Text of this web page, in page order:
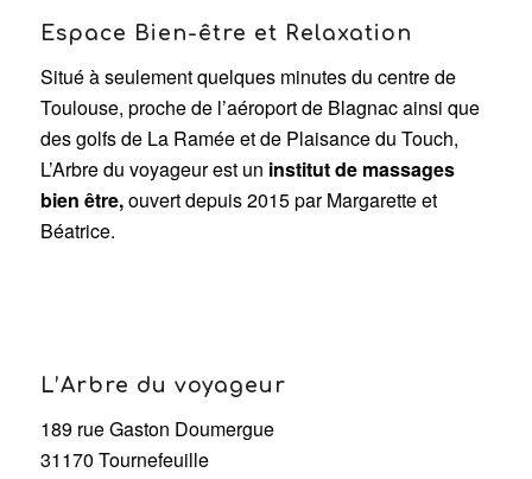
Espace Bien-être et Relaxation
Situé à seulement quelques minutes du centre de
Toulouse, proche de l’aéroport de Blagnac ainsi que
des golfs de La Ramée et de Plaisance du Touch,
L’Arbre du voyageur est un institut de massages
bien être,ouvert depuis 2015 par Margarette et
Béatrice.
L’Arbre du voyageur
189 rue Gaston Doumergue
31170 Tournefeuille